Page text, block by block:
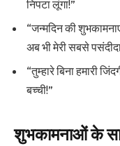
निपटा लूंगा!”
“जन्मदिन की
अब भी मेरी सबसे
“तुम्हारे बिना हमारी
बच्ची!”
शुभकामनाओं के